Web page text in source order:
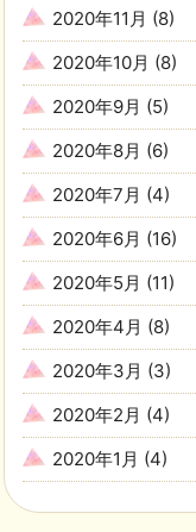
2020年11月 (8)
2020年10月 (8)
2020年9月 (5)
2020年8月 (6)
2020年7月 (4)
2020年6月 (16)
2020年5月 (11)
2020年4月 (8)
2020年3月 (3)
2020年2月 (4)
2020年1月 (4)